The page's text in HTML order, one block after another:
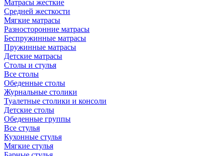
Матрасы жесткие
Средней жесткости
Мягкие матрасы
Разносторонние матрасы
Беспружинные матрасы
Пружинные матрасы
Детские матрасы
Столы и стулья
Все столы
Обеденные столы
Журнальные столики
Туалетные столики и консоли
Детские столы
Обеденные группы
Все стулья
Кухонные стулья
Мягкие стулья